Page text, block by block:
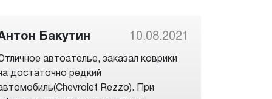
Бакутин 10.08.2021
автоателье, заказал коврики
достаточно редкий
Rezzo). При